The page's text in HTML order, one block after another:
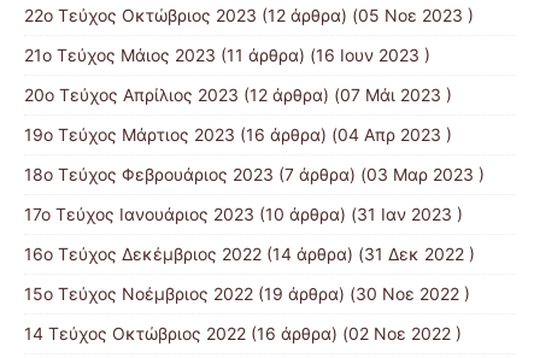
22ο Τεύχος Οκτώβριος 2023 (12 άρθρα) (05 Νοε 2023 )
21ο Τεύχος Μάιος 2023 (11 άρθρα) (16 Ιουν 2023 )
20ο Τεύχος Απρίλιος 2023 (12 άρθρα) (07 Μάι 2023 )
19ο Τεύχος Μάρτιος 2023 (16 άρθρα) (04 Απρ 2023 )
18ο Τεύχος Φεβρουάριος 2023 (7 άρθρα) (03 Μαρ 2023 )
17ο Τεύχος Ιανουάριος 2023 (10 άρθρα) (31 Ιαν 2023 )
16ο Τεύχος Δεκέμβριος 2022 (14 άρθρα) (31 Δεκ 2022 )
15o Τεύχος Νοέμβριος 2022 (19 άρθρα) (30 Νοε 2022 )
14 Tεύχος Οκτώβριος 2022 (16 άρθρα) (02 Νοε 2022 )